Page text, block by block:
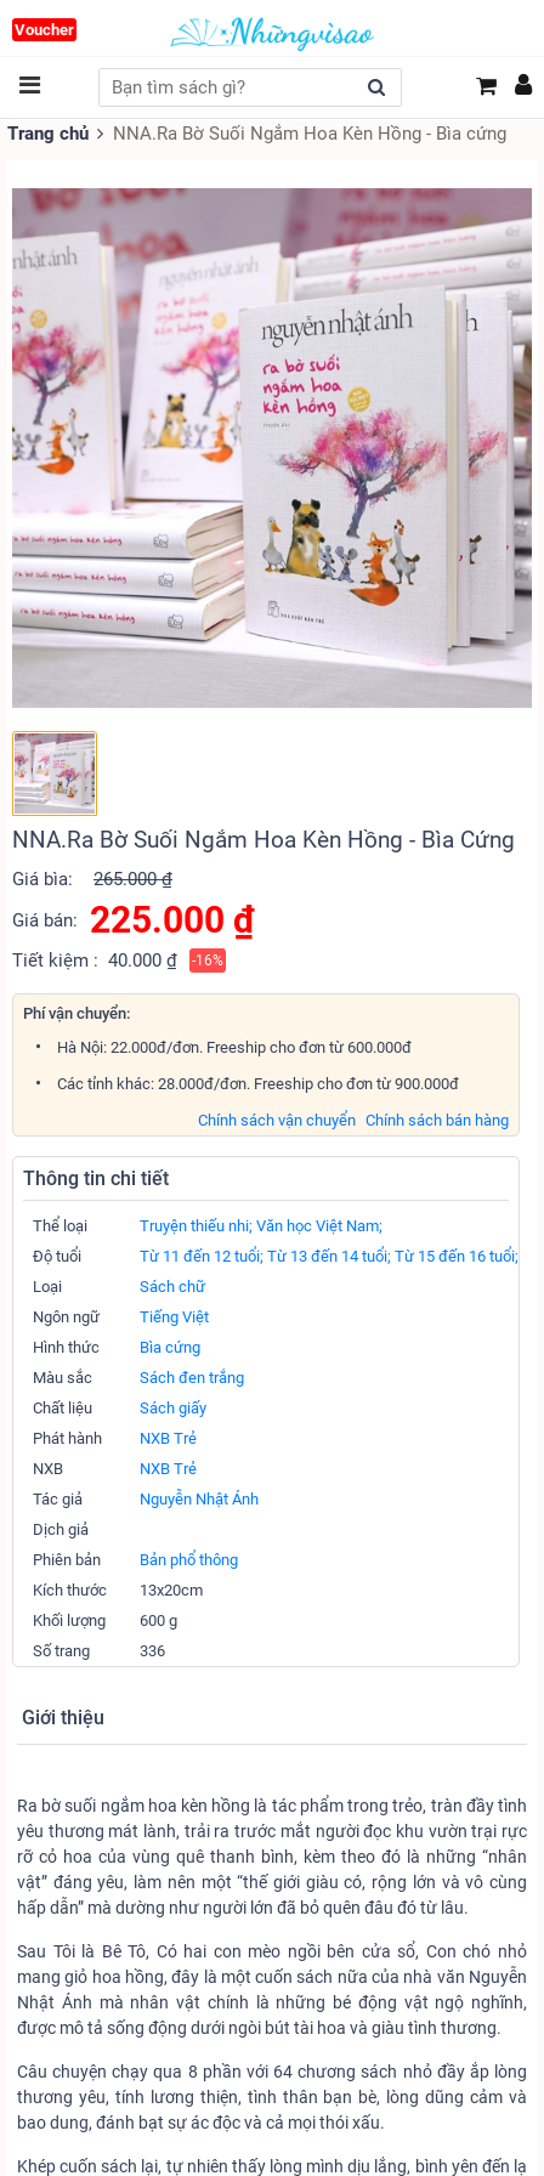
Voucher
Trang chủ NNA.Ra Bờ Suối Ngắm Hoa Kèn Hồng - Bìa cứng
NNA.Ra Bờ Suối Ngắm Hoa Kèn Hồng - Bìa Cứng
Giá bìa:
265.000 ₫
Giá bán:
225.000 ₫
Tiết kiệm : 40.000 ₫ -16%
Phí vận chuyển:
Hà Nội: 22.000đ/đơn. Freeship cho đơn từ 600.000đ
Các tỉnh khác: 28.000đ/đơn. Freeship cho đơn từ 900.000đ
Chính sách bán hàng
Chính sách vận chuyển
Thông tin chi tiết
Thể loại Truyện thiếu nhi; Văn học Việt Nam;
Độ tuổi
Từ 11 đến 12 tuổi; Từ 13 đến 14 tuổi; Từ 15 đến 16 tuổi;
Loại
Sách chữ
Ngôn ngữ
Tiếng Việt
Hình thức
Bìa cứng
Màu sắc
Sách đen trắng
Chất liệu
Sách giấy
Phát hành
NXB Trẻ
NXB
NXB Trẻ
Tác giả
Nguyễn Nhật Ánh
Dịch giả
Phiên bản
Bản phổ thông
Kích thước
13x20cm
Khối lượng
600 g
Số trang
336
Giới thiệu
Ra bờ suối ngắm hoa kèn hồng là tác phẩm trong trẻo, tràn đầy tình
yêu thương mát lành, trải ra trước mắt người đọc khu vườn trại rực
rỡ cỏ hoa của vùng quê thanh bình, kèm theo đó là những “nhân
vật” đáng yêu, làm nên một “thế giới giàu có, rộng lớn và vô cùng
hấp dẫn” mà dường như người lớn đã bỏ quên đâu đó từ lâu.
Sau Tôi là Bê Tô, Có hai con mèo ngồi bên cửa sổ, Con chó nhỏ
mang giỏ hoa hồng, đây là một cuốn sách nữa của nhà văn Nguyễn
Nhật Ánh mà nhân vật chính là những bé động vật ngộ nghĩnh,
được mô tả sống động dưới ngòi bút tài hoa và giàu tình thương.
Câu chuyện chạy qua 8 phần với 64 chương sách nhỏ đầy ắp lòng
thương yêu, tính lương thiện, tình thân bạn bè, lòng dũng cảm và
bao dung, đánh bạt sự ác độc và cả mọi thói xấu.
Khép cuốn sách lại, tự nhiên thấy lòng mình dịu lắng, bình yên đến lạ